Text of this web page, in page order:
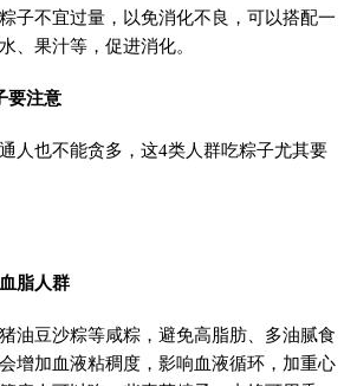
子不宜过量，以免消化不良，可以搭配一
、果汁等，促进消化。
要注意
人也不能贪多，这4类人群吃粽子尤其要
脂人群
油豆沙粽等咸粽，避免高脂肪、多油腻食
增加血液粘稠度，影响血液循环，加重心